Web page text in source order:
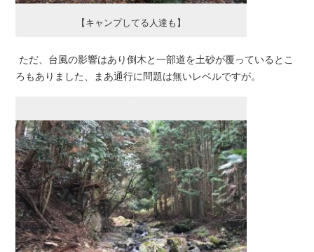
【キャンプしてる人達も】
ただ、台風の影響はあり倒木と一部道を土砂が覆っているとこ
ろもありました、まあ通行に問題は無いレベルですが。